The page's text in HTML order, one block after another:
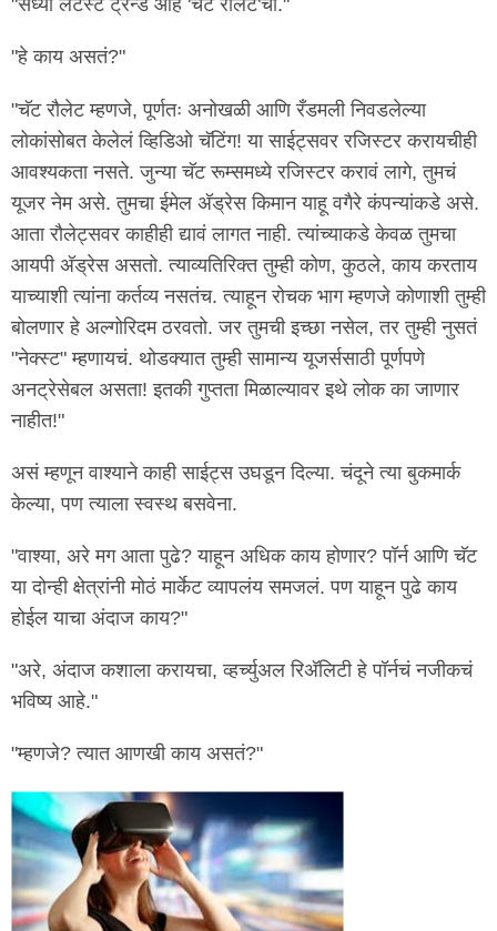
"सध्या लेटेस्ट ट्रेन्ड आहे 'चॅट रौलेट'चा."
"हे काय असतं?"
"चॅट रौलेट म्हणजे, पूर्णतः अनोखळी आणि रँडमली निवडलेल्या
लोकांसोबत केलेलं व्हिडिओ चॅटिंग! या साईट्सवर रजिस्टर करायचीही
आवश्यकता नसते. जुन्या चॅट रूम्समध्ये रजिस्टर करावं लागे, तुमचं
यूजर नेम असे. तुमचा ईमेल अ‍ॅड्रेस किमान याहू वगैरे कंपन्यांकडे असे.
आता रौलेट्सवर काहीही द्यावं लागत नाही. त्यांच्याकडे केवळ तुमचा
आयपी अ‍ॅड्रेस असतो. त्याव्यतिरिक्त तुम्ही कोण, कुठले, काय करताय
याच्याशी त्यांना कर्तव्य नसतंच. त्याहून रोचक भाग म्हणजे कोणाशी तुम्ही
बोलणार हे अल्गोरिदम ठरवतो. जर तुमची इच्छा नसेल, तर तुम्ही नुसतं
"नेक्स्ट" म्हणायचं. थोडक्यात तुम्ही सामान्य यूजर्ससाठी पूर्णपणे
अनट्रेसेबल असता! इतकी गुप्तता मिळाल्यावर इथे लोक का जाणार
नाहीत!"
असं म्हणून वाश्याने काही साईट्स उघडून दिल्या. चंदूने त्या बुकमार्क
केल्या, पण त्याला स्वस्थ बसवेना.
"वाश्या, अरे मग आता पुढे? याहून अधिक काय होणार? पॉर्न आणि चॅट
या दोन्ही क्षेत्रांनी मोठं मार्केट व्यापलंय समजलं. पण याहून पुढे काय
होईल याचा अंदाज काय?"
"अरे, अंदाज कशाला करायचा, व्हर्च्युअल रिअ‍ॅलिटी हे पॉर्नचं नजीकचं
भविष्य आहे."
"म्हणजे? त्यात आणखी काय असतं?"